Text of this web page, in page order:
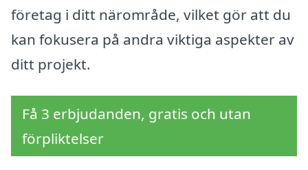
företag i ditt närområde, vilket gör att du
kan fokusera på andra viktiga aspekter av
ditt projekt.
Få 3 erbjudanden, gratis och utan
förpliktelser